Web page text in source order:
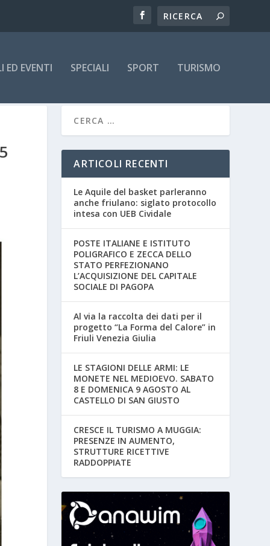
ED EVENTI SPECIALI SPORT TURISMO
ARTICOLI RECENTI
Le Aquile del basket parleranno
anche friulano: siglato protocollo
intesa con UEB Cividale
POSTE ITALIANE E ISTITUTO
POLIGRAFICO E ZECCA DELLO
STATO PERFEZIONANO
L’ACQUISIZIONE DEL CAPITALE
SOCIALE DI PAGOPA
Al via la raccolta dei dati per il
progetto “La Forma del Calore” in
Friuli Venezia Giulia
LE STAGIONI DELLE ARMI: LE
MONETE NEL MEDIOEVO. SABATO
8 E DOMENICA 9 AGOSTO AL
CASTELLO DI SAN GIUSTO
CRESCE IL TURISMO A MUGGIA:
PRESENZE IN AUMENTO,
STRUTTURE RICETTIVE
RADDOPPIATE